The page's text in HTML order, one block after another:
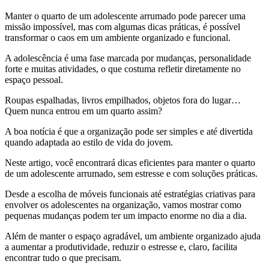
Manter o quarto de um adolescente arrumado pode parecer uma
missão impossível, mas com algumas dicas práticas, é possível
transformar o caos em um ambiente organizado e funcional.
A adolescência é uma fase marcada por mudanças, personalidade
forte e muitas atividades, o que costuma refletir diretamente no
espaço pessoal.
Roupas espalhadas, livros empilhados, objetos fora do lugar…
Quem nunca entrou em um quarto assim?
A boa notícia é que a organização pode ser simples e até divertida
quando adaptada ao estilo de vida do jovem.
Neste artigo, você encontrará dicas eficientes para manter o quarto
de um adolescente arrumado, sem estresse e com soluções práticas.
Desde a escolha de móveis funcionais até estratégias criativas para
envolver os adolescentes na organização, vamos mostrar como
pequenas mudanças podem ter um impacto enorme no dia a dia.
Além de manter o espaço agradável, um ambiente organizado ajuda
a aumentar a produtividade, reduzir o estresse e, claro, facilita
encontrar tudo o que precisam.